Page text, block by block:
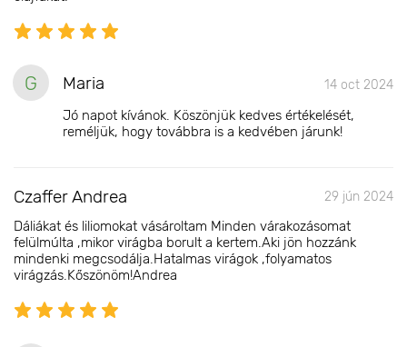
G Maria 14 oct 2024
Jó napot kívánok. Köszönjük kedves értékelését,
reméljük, hogy továbbra is a kedvében járunk!
Czaffer Andrea 29 jún 2024
Dáliákat és liliomokat vásároltam Minden várakozásomat
felülmúlta ,mikor virágba borult a kertem.Aki jön hozzánk
mindenki megcsodálja.Hatalmas virágok ,folyamatos
virágzás.Kőszönöm!Andrea